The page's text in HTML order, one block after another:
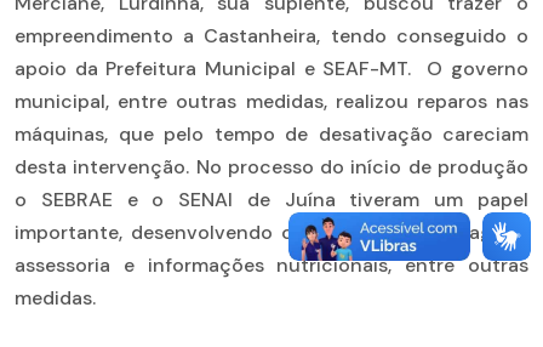
empreendimento a Castanheira, tendo conseguido o
apoio da Prefeitura Municipal e SEAF-MT. O governo
municipal, entre outras medidas, realizou reparos nas
máquinas, que pelo tempo de desativação careciam
desta intervenção. No processo do início de produção
o SEBRAE e o SENAI de Juína tiveram um papel
importante, desenvolvendo o design das embalagens,
assessoria e informações nutricionais, entre outras
medidas.